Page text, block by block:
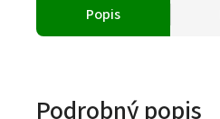
Popis
Podrobný popis